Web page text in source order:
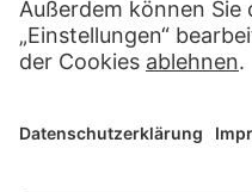
SCHREIBEN SIE UNS